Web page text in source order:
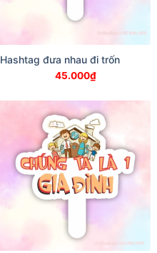
Hashtag đưa nhau đi trốn
45.000₫